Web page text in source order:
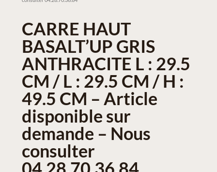
CARRE HAUT
BASALT’UP GRIS
ANTHRACITE L : 29.5
CM / L : 29.5 CM / H :
49.5 CM – Article
disponible sur
demande – Nous
consulter